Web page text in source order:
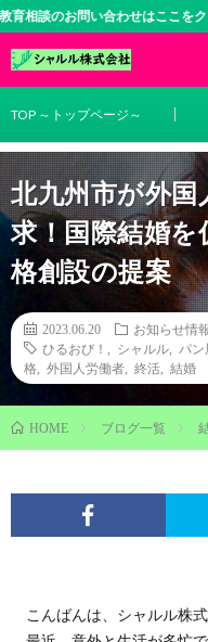
お問い合わせはここをクリック
TOP ～トップページ～
北九州市が外
求！国際結婚
格創設の提案
2023.06.20
お知らせ情
ひるおび！
シャルル パン
格
外国人労働者 終活 結婚
HOME ブログ一覧
こんばんは、シャルル株式